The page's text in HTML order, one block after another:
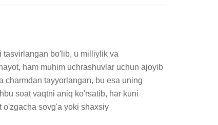
tasvirlangan bo'lib, u milliylik va
ham muhim uchrashuvlar uchun ajoyib
tayyorlangan, bu esa uning
soat vaqtni aniq ko'rsatib, har kuni
sovg'a yoki shaxsiy